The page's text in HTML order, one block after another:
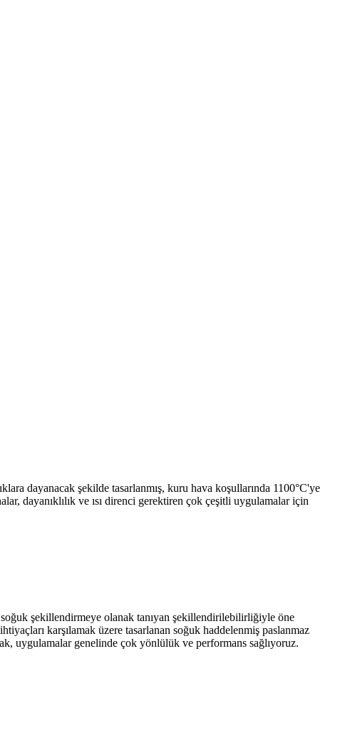
dayanacak şekilde tasarlanmış, kuru hava koşullarında 1100°C'ye
dayanıklılık ve ısı direnci gerektiren çok çeşitli uygulamalar için
şekillendirmeye olanak tanıyan şekillendirilebilirliğiyle öne
karşılamak üzere tasarlanan soğuk haddelenmiş paslanmaz
uygulamalar genelinde çok yönlülük ve performans sağlıyoruz.